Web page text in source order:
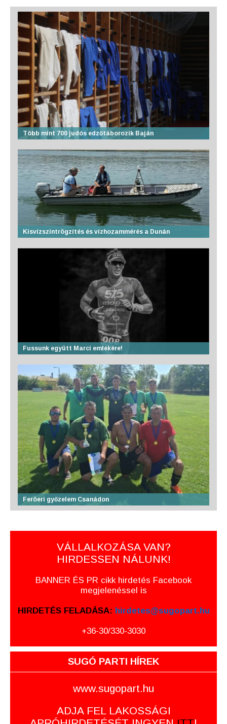
Több mint 700 judós edzőtáborozik Baján
Kisvízszintrögzítés és vízhozammérés a Dunán
Fussunk együtt Marci emlékére!
Feröeri győzelem Csanádon
VÁLLALKOZÁSA VAN?
HIRDESSEN NÁLUNK!
BANNER ÉS PR cikk hirdetés Facebook
megjelenéssel is
HIRDETÉS FELADÁSA: hirdetes@sugopart.hu
+36-30/330-3030
SUGÓ PARTI HÍREK
www.sugopart.hu
ADJA FEL LAKOSSÁGI